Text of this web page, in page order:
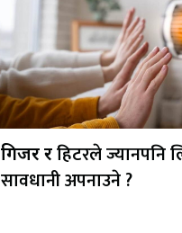
गिजर रहिटरले ज्यानपनि
सावधानी अपनाउने ?